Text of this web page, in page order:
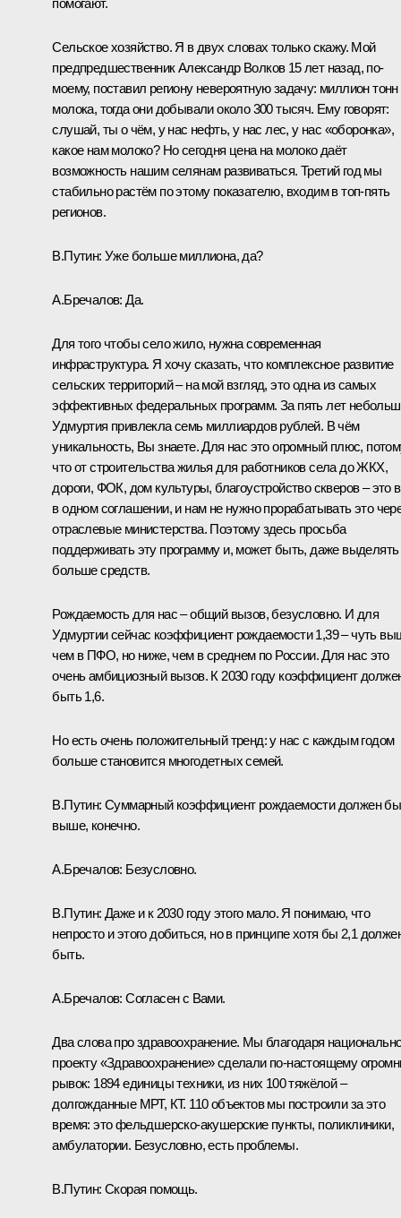
Сельское хозяйство. Я в двух словах только скажу. Мой
предпредшественник Александр Волков 15 лет назад, по-
моему, поставил региону невероятную задачу: миллион тонн
молока, тогда они добывали около 300 тысяч. Ему говорят:
слушай, ты о чём, у нас нефть, у нас лес, у нас «оборонка»,
какое нам молоко? Но сегодня цена на молоко даёт
возможность нашим селянам развиваться. Третий год мы
стабильно растём по этому показателю, входим в топ-пять
регионов.
В.Путин: Уже больше миллиона, да?
А.Бречалов:Да.
Для того чтобы село жило, нужна современная
инфраструктура. Я хочу сказать, что комплексное развитие
сельских территорий – на мой взгляд, это одна из самых
эффективных федеральных программ. За пять лет
Удмуртия привлекла семь миллиардов рублей. В чём
уникальность, Вы знаете. Для нас это огромный плюс,
что от строительства жилья для работников села до ЖКХ,
дороги, ФОК, дом культуры, благоустройство скверов – это
в одном соглашении, и нам не нужно прорабатывать это
отраслевые министерства. Поэтому здесь просьба
поддерживать эту программу и, может быть, даже выделять
больше средств.
Рождаемость для нас – общий вызов, безусловно. И для
Удмуртии сейчас коэффициент рождаемости 1,39 – чуть
чем в ПФО, но ниже, чем в среднем по России. Для нас это
очень амбициозный вызов. К 2030 году коэффициент
быть 1,6.
Но есть очень положительный тренд: у нас с каждым годом
больше становится многодетных семей.
В.Путин: Суммарный коэффициент рождаемости должен
выше, конечно.
А.Бречалов: Безусловно.
В.Путин: Даже и к 2030 году этого мало. Я понимаю, что
непросто и этого добиться, но в принципе хотя бы 2,1
быть.
А.Бречалов: Согласен с Вами.
Два слова про здравоохранение. Мы благодаря
проекту «Здравоохранение» сделали по-настоящему
рывок: 1894 единицы техники, из них 100 тяжёлой –
долгожданные МРТ, КТ. 110 объектов мы построили за это
время: это фельдшерско-акушерские пункты, поликлиники,
амбулатории. Безусловно, есть проблемы.
В.Путин: Скорая помощь.